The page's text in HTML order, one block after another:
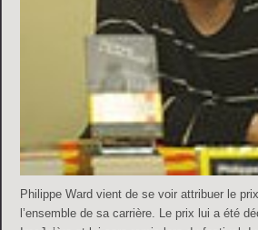
Philippe Ward vient de se voir attribuer le
l’ensemble de sa carrière. Le prix lui a été